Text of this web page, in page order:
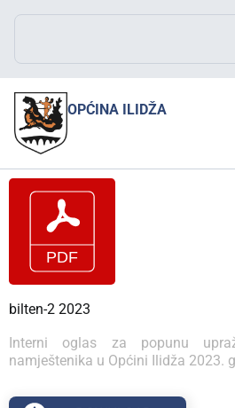
OPĆINA ILIDŽA
bilten-2 2023
Interni oglas za popunu
namještenika u Općini Ilidža 2023.